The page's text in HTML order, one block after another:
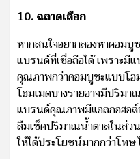
10. ฉลาดเลือก
หากสนใจอยากลองหาคอมบู
แบรนด์ที่เชื่อถือได้ เพราะมี
คุณภาพกว่าคอมบูชะแบบโฮ
โฮมเมดบางรายอาจมีปริม
แบรนด์คุณภาพมีแอลกอฮอล์
ลืมเช็คปริมาณน้ำตาลในส่ว
ให้ได้ประโยชน์มากกว่าโท